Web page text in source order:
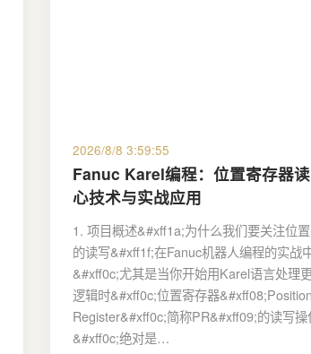
2026/8/8 3:59:55
Fanuc Karel编程：位置寄存器
心技术与实战应用
1. 项目概述&#xff1a;为什么我们要关注位
的读写&#xff1f;在Fanuc机器人编程的实战
&#xff0c;尤其是当你开始用Karel语言处理
逻辑时&#xff0c;位置寄存器&#xff08;Position
Register&#xff0c;简称PR&#xff09;的读写操
&#xff0c;绝对是…